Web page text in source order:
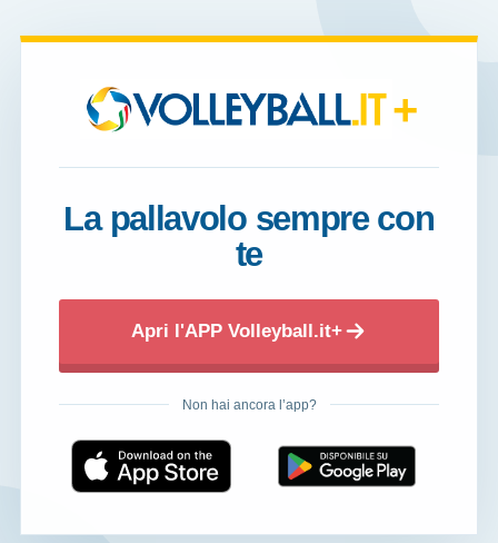
+
La pallavolo sempre con
te
Apri l'APP Volleyball.it+
Non hai ancora l’app?